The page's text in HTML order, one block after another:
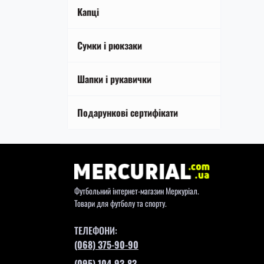
Тренувальний інвентар
Футболки
Капці
Сумки і рюкзаки
Шапки і рукавички
Подарункові сертифікати
Футбольний інтернет-магазин Меркуріал.
Товари для футболу та спорту.
ТЕЛЕФОНИ:
(068) 375-90-90